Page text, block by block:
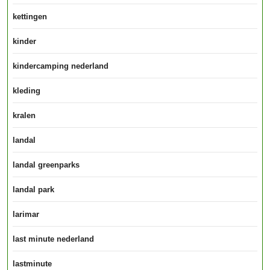
kettingen
kinder
kindercamping nederland
kleding
kralen
landal
landal greenparks
landal park
larimar
last minute nederland
lastminute